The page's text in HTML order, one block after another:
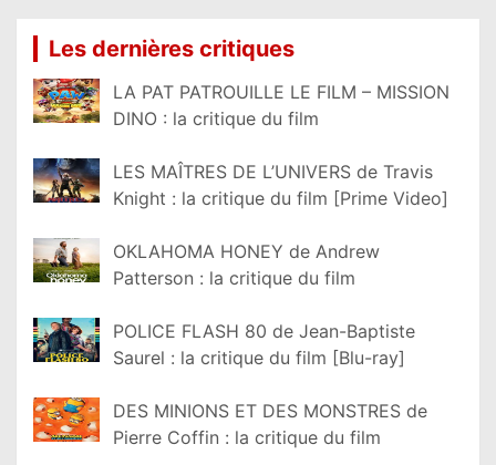
Les dernières critiques
LA PAT PATROUILLE LE FILM – MISSION
DINO : la critique du film
LES MAÎTRES DE L’UNIVERS de Travis
Knight : la critique du film [Prime Video]
OKLAHOMA HONEY de Andrew
Patterson : la critique du film
POLICE FLASH 80 de Jean-Baptiste
Saurel : la critique du film [Blu-ray]
DES MINIONS ET DES MONSTRES de
Pierre Coffin : la critique du film